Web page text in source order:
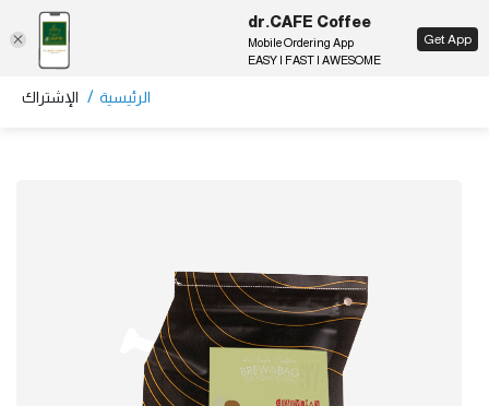
EN
الرئيسية / الإشتراك
dr.CAFE Coffee
Mobile Ordering App
EASY | FAST | AWESOME
Get App